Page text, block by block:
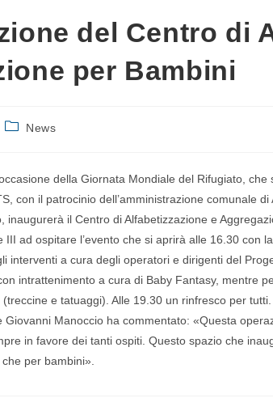
del Centro di
per Bambini
News
della Giornata Mondiale del Rifugiato,
con il patrocinio dell’amministrazione comunale
inaugurerà il Centro di Alfabetizzazione e
III ad ospitare l’evento che si aprirà alle 16.30 con
interventi a cura degli operatori e dirigenti del
intrattenimento a cura di Baby Fantasy, mentre
e tatuaggi). Alle 19.30 un rinfresco per tutti.
Giovanni Manoccio ha commentato: «Questa
in favore dei tanti ospiti. Questo spazio che
per bambini».